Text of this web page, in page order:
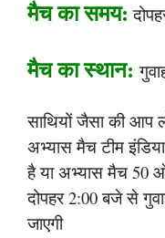
मैच का समय:
मैच का स्थान:
साथियों जैसा की आप
अभ्यास मैच टीम
है या अभ्यास मैच 50
दोपहर 2:00 बजे से
जाएगी